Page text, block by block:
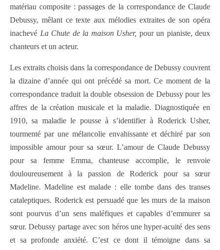
matériau composite : passages de la correspondance de Claude
Debussy, mêlant ce texte aux mélodies extraites de son opéra
inachevé La Chute de la maison Usher, pour un pianiste, deux
chanteurs et un acteur.
Les extraits choisis dans la correspondance de Debussy couvrent
la dizaine d’année qui ont précédé sa mort. Ce moment de la
correspondance traduit la double obsession de Debussy pour les
affres de la création musicale et la maladie. Diagnostiquée en
1910, sa maladie le pousse à s’identifier à Roderick Usher,
tourmenté par une mélancolie envahissante et déchiré par son
impossible amour pour sa sœur. L’amour de Claude Debussy
pour sa femme Emma, chanteuse accomplie, le renvoie
douloureusement à la passion de Roderick pour sa sœur
Madeline. Madeline est malade : elle tombe dans des transes
cataleptiques. Roderick est persuadé que les murs de la maison
sont pourvus d’un sens maléfiques et capables d’emmurer sa
sœur. Debussy partage avec son héros une hyper-acuité des sens
et sa profonde anxiété. C’est ce dont il témoigne dans sa